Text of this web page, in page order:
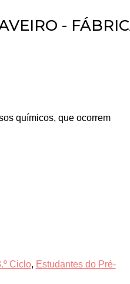
-
químicos, que ocorrem
Ciclo, Estudantes do Pré-